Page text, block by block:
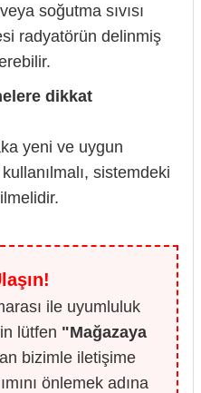
veya soğutma sıvısı
radyatörün delinmiş
dikkat
yeni ve uygun
sistemdeki
ile uyumluluk
lütfen "Mağazaya
bizimle iletişime
önlemek adına